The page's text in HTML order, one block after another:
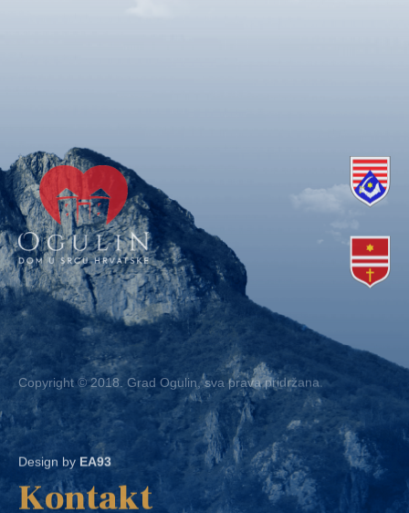
Copyright © 2018. Grad Ogulin, sva prava pridržana.
Design byEA93
Kontakt